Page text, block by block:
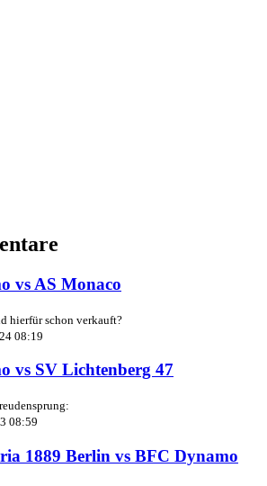
vs AS Monaco
hierfür schon verkauft?
08:19
vs SV Lichtenberg 47
08:59
1889 Berlin vs BFC Dynamo